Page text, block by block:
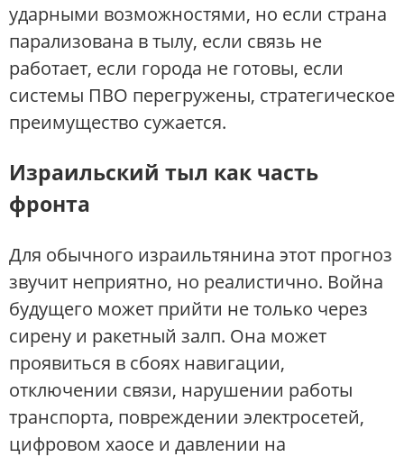
ударными возможностями, но если страна
парализована в тылу, если связь не
работает, если города не готовы, если
системы ПВО перегружены, стратегическое
преимущество сужается.
Израильский тыл как часть
фронта
Для обычного израильтянина этот прогноз
звучит неприятно, но реалистично. Война
будущего может прийти не только через
сирену и ракетный залп. Она может
проявиться в сбоях навигации,
отключении связи, нарушении работы
транспорта, повреждении электросетей,
цифровом хаосе и давлении на